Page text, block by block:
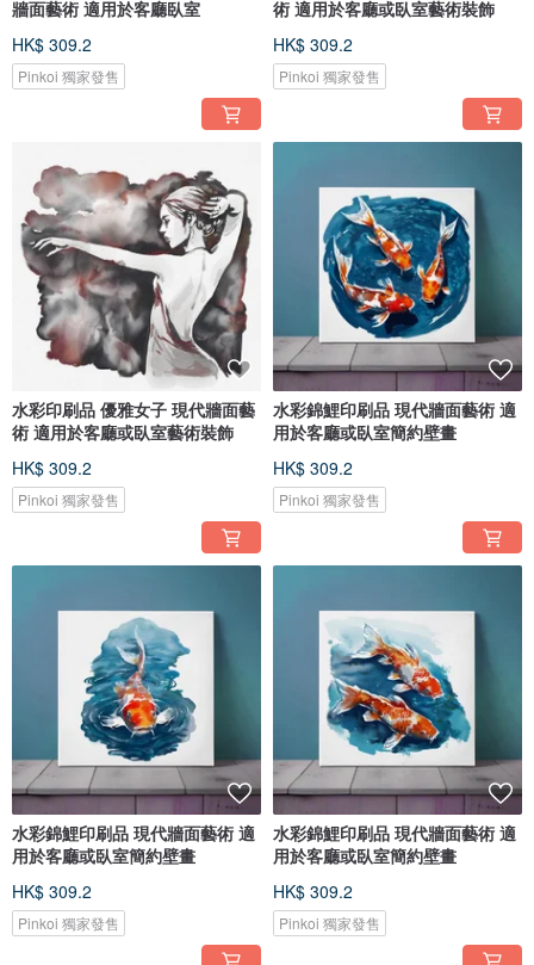
牆面藝術 適用於客廳臥室
HK$ 309.2
Pinkoi 獨家發售
術 適用於客廳或臥室藝術裝飾
HK$ 309.2
Pinkoi 獨家發售
水彩印刷品 優雅女子 現代牆面藝
術 適用於客廳或臥室藝術裝飾
HK$ 309.2
Pinkoi 獨家發售
水彩錦鯉印刷品 現代牆面藝術 適
用於客廳或臥室簡約壁畫
HK$ 309.2
Pinkoi 獨家發售
水彩錦鯉印刷品 現代牆面藝術 適
用於客廳或臥室簡約壁畫
HK$ 309.2
Pinkoi 獨家發售
水彩錦鯉印刷品 現代牆面藝術 適
用於客廳或臥室簡約壁畫
HK$ 309.2
Pinkoi 獨家發售